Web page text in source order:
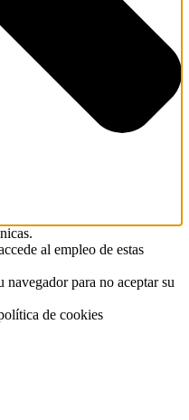
al empleo de estas
para no aceptar su
de cookies